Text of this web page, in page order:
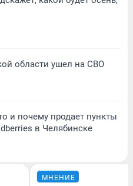
области ушел на СВО
и почему продает пункты
в Челябинске
МНЕНИЕ